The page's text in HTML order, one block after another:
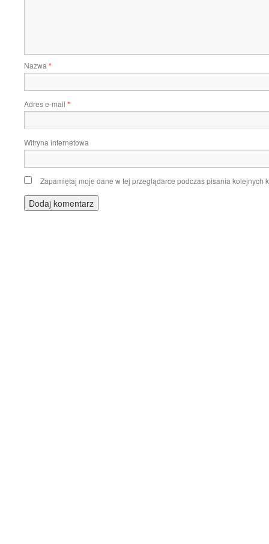
Nazwa *
Adres e-mail *
Witryna internetowa
Zapamiętaj moje dane w tej przeglądarce podczas pisania kolejnych